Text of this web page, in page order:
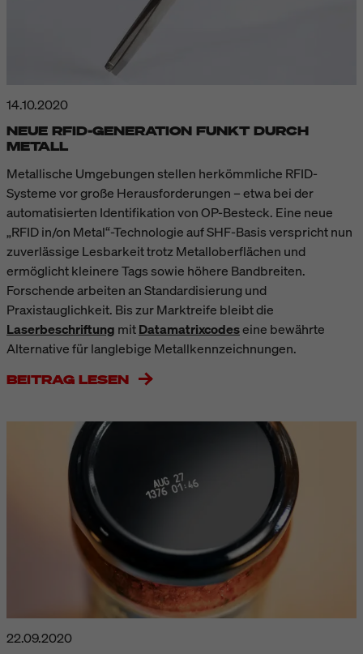
14.10.2020
NEUE RFID-GENERATION FUNKT DURCH
METALL
Metallische Umgebungen stellen herkömmliche RFID-
Systeme vor große Herausforderungen – etwa bei der
automatisierten Identifikation von OP-Besteck. Eine neue
„RFID in/on Metal“-Technologie auf SHF-Basis verspricht nun
zuverlässige Lesbarkeit trotz Metalloberflächen und
ermöglicht kleinere Tags sowie höhere Bandbreiten.
Forschende arbeiten an Standardisierung und
Praxistauglichkeit. Bis zur Marktreife bleibt die
Laserbeschriftung mitDatamatrixcodeseine bewährte
Alternative für langlebige Metallkennzeichnungen.
BEITRAG LESEN
22.09.2020